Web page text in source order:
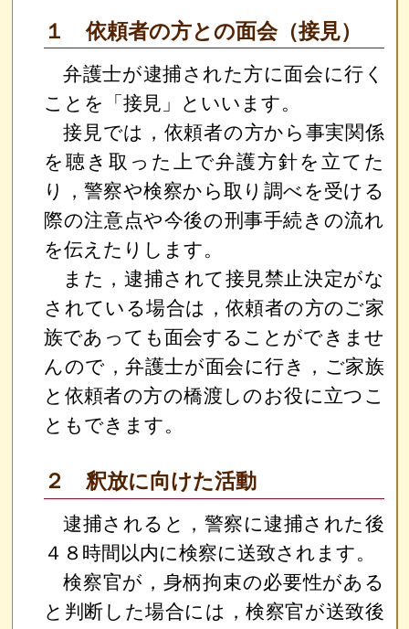
１ 依頼者の方との面会（接見）
弁護士が逮捕された方に面会に行く
ことを「接見」といいます。
接見では，依頼者の方から事実関係
を聴き取った上で弁護方針を立てた
り，警察や検察から取り調べを受ける
際の注意点や今後の刑事手続きの流れ
を伝えたりします。
また，逮捕されて接見禁止決定がな
されている場合は，依頼者の方のご家
族であっても面会することができませ
んので，弁護士が面会に行き，ご家族
と依頼者の方の橋渡しのお役に立つこ
ともできます。
２ 釈放に向けた活動
逮捕されると，警察に逮捕された後
４８時間以内に検察に送致されます。
検察官が，身柄拘束の必要性がある
と判断した場合には，検察官が送致後